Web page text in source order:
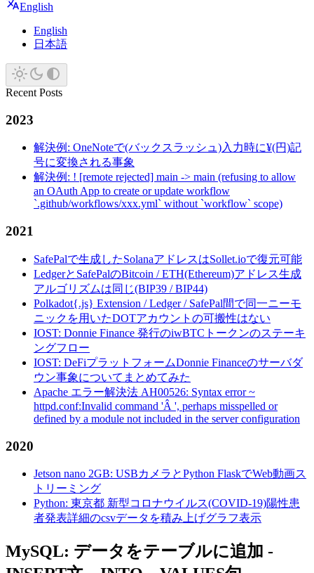
English
English
日本語
Recent Posts
2023
解決例: OneNoteで(バックスラッシュ)入力時に¥(円)記
号に変換される事象
解決例: ! [remote rejected] main -> main (refusing to allow
an OAuth App to create or update workflow
`.github/workflows/xxx.yml` without `workflow` scope)
2021
SafePalで生成したSolanaアドレスはSollet.ioで復元可能
LedgerとSafePalのBitcoin / ETH(Ethereum)アドレス生成
アルゴリズムは同じ(BIP39 / BIP44)
Polkadot{.js} Extension / Ledger / SafePal間で同一ニーモ
ニックを用いたDOTアカウントの可搬性はない
IOST: Donnie Finance 発行のiwBTCトークンのステーキ
ングフロー
IOST: DeFiプラットフォームDonnie Financeのサーバダ
ウン事象についてまとめてみた
Apache エラー解決法 AH00526: Syntax error ~
httpd.conf:Invalid command 'Â ', perhaps misspelled or
defined by a module not included in the server configuration
2020
Jetson nano 2GB: USBカメラとPython FlaskでWeb動画ス
トリーミング
Python: 東京都 新型コロナウイルス(COVID-19)陽性患
者発表詳細のcsvデータを積み上げグラフ表示
MySQL: データをテーブルに追加 -